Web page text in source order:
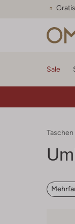
Sale
Taschen